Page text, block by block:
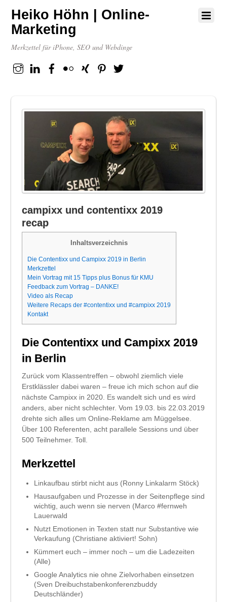
Heiko Höhn | Online-
Marketing
Merkzettel für iPhone, SEO und Webdinge
InstagramLinkedinFacebook
flickr XING Pinterest
campixx und contentixx 2019
recap
Inhaltsverzeichnis
Die Contentixx und Campixx 2019 in Berlin
Merkzettel
Mein Vortrag mit 15 Tipps plus Bonus für KMU
Feedback zum Vortrag – DANKE!
Video als Recap
Weitere Recaps der #contentixx und #campixx 2019
Kontakt
Die Contentixx und Campixx 2019
in Berlin
Zurück vom Klassentreffen – obwohl ziemlich viele
Erstklässler dabei waren – freue ich mich schon auf die
nächste Campixx in 2020. Es wandelt sich und es wird
anders, aber nicht schlechter. Vom 19.03. bis 22.03.2019
drehte sich alles um Online-Reklame am Müggelsee.
Über 100 Referenten, acht parallele Sessions und über
500 Teilnehmer. Toll.
Merkzettel
Linkaufbau stirbt nicht aus (Ronny Linkalarm Stöck)
Hausaufgaben und Prozesse in der Seitenpflege sind
wichtig, auch wenn sie nerven (Marco #fernweh
Lauerwald
Nutzt Emotionen in Texten statt nur Substantive wie
Verkaufung (Christiane aktiviert! Sohn)
Kümmert euch – immer noch – um die Ladezeiten
(Alle)
Google Analytics nie ohne Zielvorhaben einsetzen
(Sven Dreibuchstabenkonferenzbuddy
Deutschländer)